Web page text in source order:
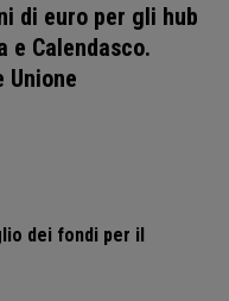
di euro per gli hub
e Calendasco.
Unione
dei fondi per il